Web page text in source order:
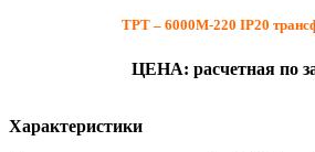
ТРТ – 6000М-220 IP20
ЦЕНА: расчетная по
Характеристики